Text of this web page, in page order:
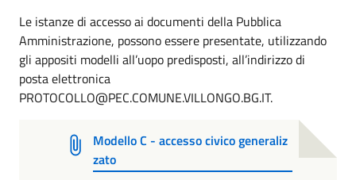
Le istanze di accesso ai documenti della Pubblica
Amministrazione, possono essere presentate, utilizzando
gli appositi modelli all’uopo predisposti, all’indirizzo di
posta elettronica
PROTOCOLLO@PEC.COMUNE.VILLONGO.BG.IT.
Modello C - accesso civico generaliz
zato